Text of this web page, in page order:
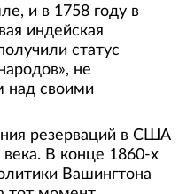
и в 1758 году в
индейская
статус
не
над своими
резерваций в США
В конце 1860-х
Вашингтона